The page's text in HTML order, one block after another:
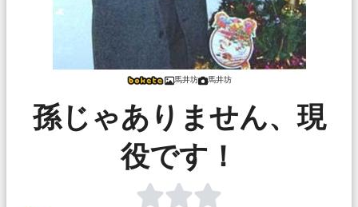
馬井坊 馬井坊
孫じゃありません、現
役です！